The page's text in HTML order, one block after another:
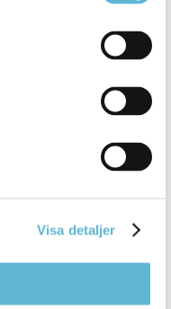
Visa detaljer
i kontakt
skydda den